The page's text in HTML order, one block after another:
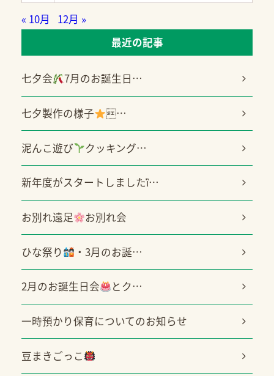
« 10月
12月 »
最近の記事
七夕会 7月のお誕生日…
七夕製作の様子 …
泥んこ遊び クッキング…
新年度がスタートしましたἳ…
お別れ遠足 お別れ会
ひな祭り ・3月のお誕…
2月のお誕生日会 とク…
一時預かり保育についてのお知らせ
豆まきごっこ